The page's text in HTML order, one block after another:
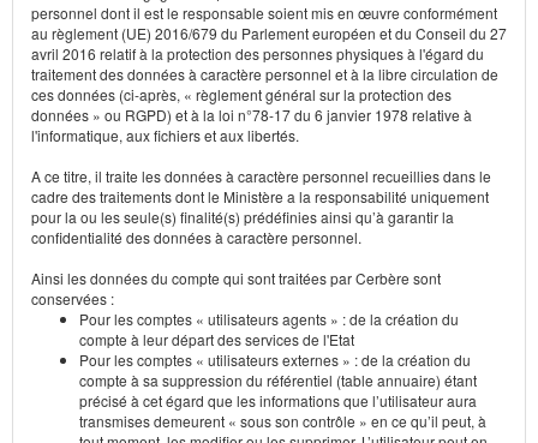
personnel dont il est le responsable soient mis en œuvre conformément
au règlement (UE) 2016/679 du Parlement européen et du Conseil du 27
avril 2016 relatif à la protection des personnes physiques à l'égard du
traitement des données à caractère personnel et à la libre circulation de
ces données (ci-après, « règlement général sur la protection des
données » ou RGPD) et à la loi n°78-17 du 6 janvier 1978 relative à
l'informatique, aux fichiers et aux libertés.
A ce titre, il traite les données à caractère personnel recueillies dans le
cadre des traitements dont le Ministère a la responsabilité uniquement
pour la ou les seule(s) finalité(s) prédéfinies ainsi qu’à garantir la
confidentialité des données à caractère personnel.
Ainsi les données du compte qui sont traitées par Cerbère sont
conservées :
Pour les comptes « utilisateurs agents » : de la création du
compte à leur départ des services de l'Etat
Pour les comptes « utilisateurs externes » : de la création du
compte à sa suppression du référentiel (table annuaire) étant
précisé à cet égard que les informations que l’utilisateur aura
transmises demeurent « sous son contrôle » en ce qu’il peut, à